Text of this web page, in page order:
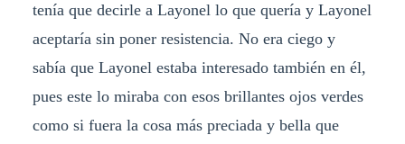
tenía que decirle a Layonel lo que quería y Layonel
aceptaría sin poner resistencia. No era ciego y
sabía que Layonel estaba interesado también en él,
pues este lo miraba con esos brillantes ojos verdes
como si fuera la cosa más preciada y bella que